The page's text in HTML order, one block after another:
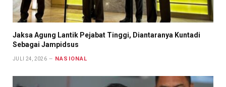
Jaksa Agung Lantik Pejabat Tinggi, Diantaranya Kuntadi
Sebagai Jampidsus
JULI 24, 2026 NASIONAL